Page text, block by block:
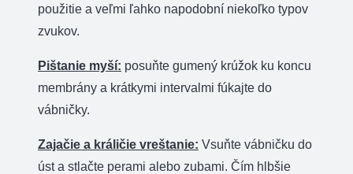
použitie a veľmi ľahko napodobní niekoľko typov
zvukov.
Pištanie myší: posuňte gumený krúžok ku koncu
membrány a krátkymi intervalmi fúkajte do
vábničky.
Zajačie a králičie vreštanie: Vsuňte vábničku do
úst a stlačte perami alebo zubami. Čím hlbšie